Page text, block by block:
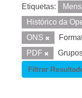
Etiquetas:
Histórico da
ONS
PDF
Filtrar